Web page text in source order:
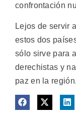
confrontación
Lejos de servir
estos dos
sólo sirve para
derechistas y
paz en la